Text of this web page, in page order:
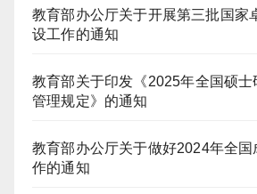
教育部办公厅关于开展第三批国家
设工作的通知
教育部关于印发《2025年全国硕
管理规定》的通知
教育部办公厅关于做好2024年全国
作的通知